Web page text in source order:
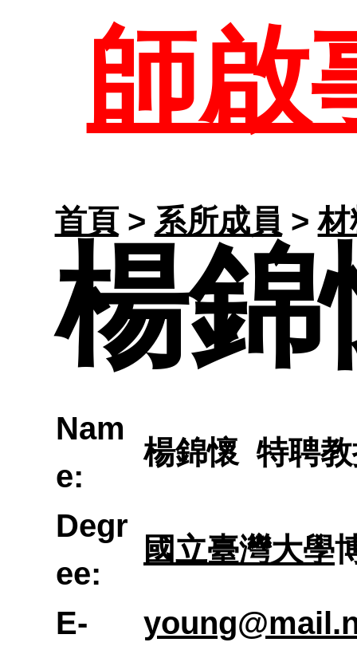
歷
任
職
圖
師
大
師
大
生
研
課程
修
規定
表單
校
系所
師啟
首頁> 系所成員 >材
楊
Nam
e:
楊錦懷 特聘
Degr
ee:
國立臺灣大學
E-